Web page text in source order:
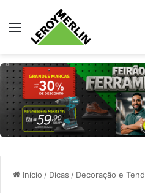
Menu
Início / Dicas / Decoração e